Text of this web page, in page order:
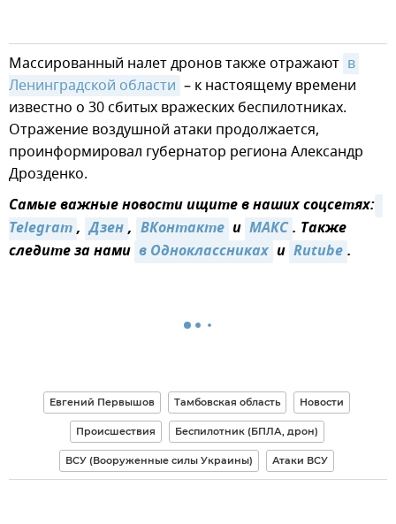
Массированный налет дронов также отражают в
Ленинградской области – к настоящему времени
известно о 30 сбитых вражеских беспилотниках.
Отражение воздушной атаки продолжается,
проинформировал губернатор региона Александр
Дрозденко.
Самые важные новости ищите в наших соцсетях:
Telegram, Дзен, ВКонтакте и MAКС. Также
следите за нами в Одноклассниках и Rutube.
Евгений Первышов Тамбовская область Новости
Происшествия Беспилотник (БПЛА, дрон)
ВСУ (Вооруженные силы Украины) Атаки ВСУ